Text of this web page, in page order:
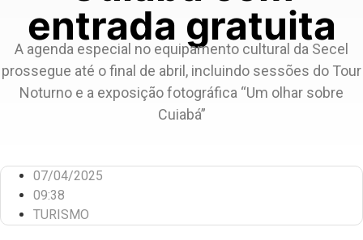
entrada gratuita
A agenda especial no equipamento cultural da Secel
prossegue até o final de abril, incluindo sessões do Tour
Noturno e a exposição fotográfica “Um olhar sobre
Cuiabá”
07/04/2025
09:38
TURISMO